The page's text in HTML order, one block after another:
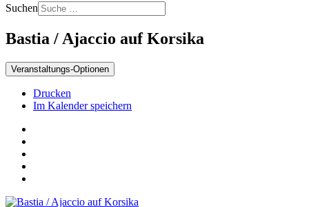
Suchen
Bastia / Ajaccio auf Korsika
Veranstaltungs-Optionen
Drucken
Im Kalender speichern